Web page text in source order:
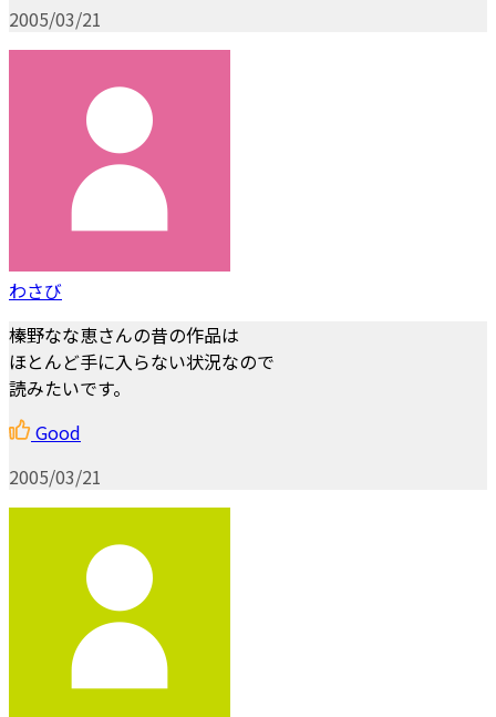
2005/03/21
わさび
榛野なな恵さんの昔の作品は
ほとんど手に入らない状況なので
読みたいです。
Good
2005/03/21